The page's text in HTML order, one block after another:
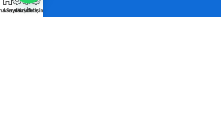
Sayfa
Arıza Kaydı
Hızlı Ara
İletişim